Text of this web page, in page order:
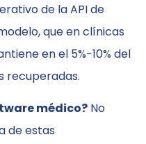
de la API de
que en clínicas
en el 5%-10% del
recuperadas.
médico? No
de estas